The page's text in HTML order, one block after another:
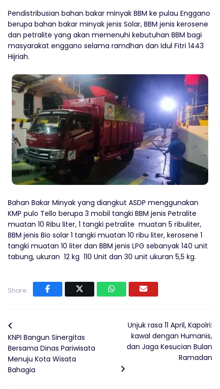
Pendistribusian bahan bakar minyak BBM ke pulau Enggano
berupa bahan bakar minyak jenis Solar, BBM jenis kerosene
dan petralite yang akan memenuhi kebutuhan BBM bagi
masyarakat enggano selama ramdhan dan Idul Fitri 1443
Hijriah.
Bahan Bakar Minyak yang diangkut ASDP menggunakan
KMP pulo Tello berupa 3 mobil tangki BBM jenis Petralite
muatan 10 Ribu liter, 1 tangki petralite muatan 5 ribuliter,
BBM jenis Bio solar 1 tangki muatan 10 ribu liter, kerosene 1
tangki muatan 10 liter dan BBM jenis LPG sebanyak 140 unit
tabung, ukuran 12 kg 110 Unit dan 30 unit ukuran 5,5 kg.
Share:
KNPI Bangun Sinergitas
Bersama Dinas Pariwisata
Menuju Kota Wisata
Bahagia
Unjuk rasa 11 April, Kapolri:
kawal dengan Humanis,
dan Jaga Kesucian Bulan
Ramadan